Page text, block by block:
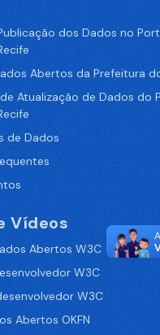
dos Dados no
Abertos da Prefeitura
Atualização de Dados do
de Dados
Vídeos
Abertos W3C
W3C
W3C
Abertos OKFN